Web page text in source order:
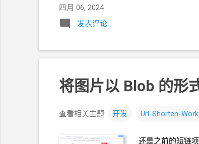
四月 06, 2024
发表评论
将图片以 Blob 的形
查看相关主题: 开发 Url-Shorten-
还是之前的短链